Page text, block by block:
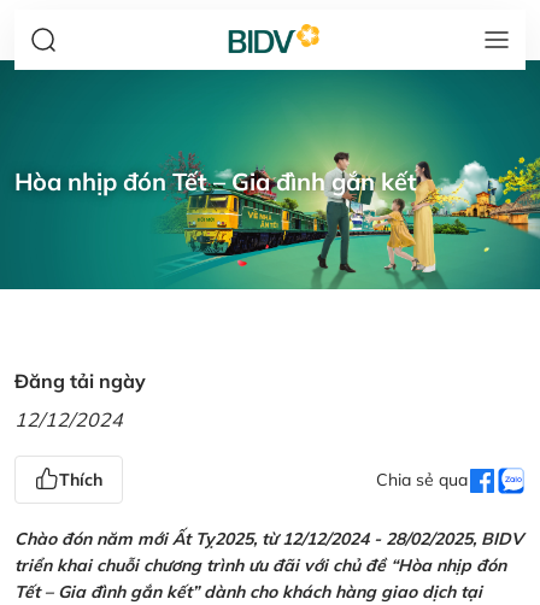
Hòa nhịp đón Tết – Gia đình gắn kết
Đăng tải ngày
12/12/2024
Thích Chia sẻ qua
Chào đón năm mới Ất Tỵ2025, từ 12/12/2024 - 28/02/2025, BIDV
triển khai chuỗi chương trình ưu đãi với chủ đề “Hòa nhịp đón
Tết – Gia đình gắn kết” dành cho khách hàng giao dịch tại